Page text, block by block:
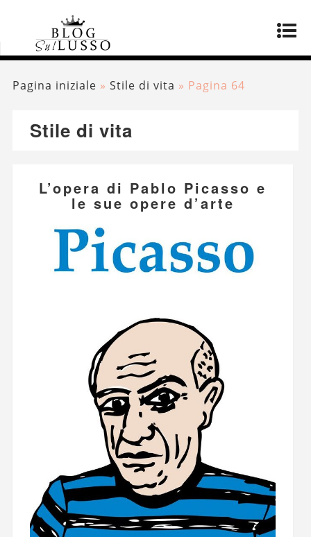
Pagina iniziale » Stile di vita » Pagina 64
Stile di vita
L’opera di Pablo Picasso e
le sue opere d’arte